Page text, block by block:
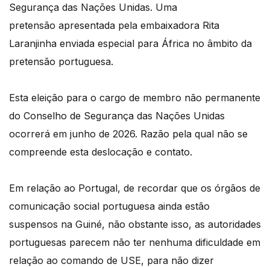
Segurança das Nações Unidas. Uma
pretensão apresentada pela embaixadora Rita
Laranjinha enviada especial para África no âmbito da
pretensão portuguesa.
Esta eleição para o cargo de membro não permanente
do Conselho de Segurança das Nações Unidas
ocorrerá em junho de 2026. Razão pela qual não se
compreende esta deslocação e contato.
Em relação ao Portugal, de recordar que os órgãos de
comunicação social portuguesa ainda estão
suspensos na Guiné, não obstante isso, as autoridades
portuguesas parecem não ter nenhuma dificuldade em
relação ao comando de USE, para não dizer